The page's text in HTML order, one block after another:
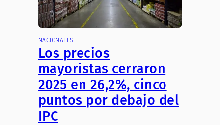
NACIONALES
Los precios
mayoristas cerraron
2025 en 26,2%, cinco
puntos por debajo del
IPC